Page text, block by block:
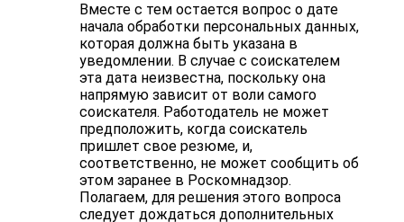
Вместе с тем остается вопрос о дате
начала обработки персональных данных,
которая должна быть указана в
уведомлении. В случае с соискателем
эта дата неизвестна, поскольку она
напрямую зависит от воли самого
соискателя. Работодатель не может
предположить, когда соискатель
пришлет свое резюме, и,
соответственно, не может сообщить об
этом заранее в Роскомнадзор.
Полагаем, для решения этого вопроса
следует дождаться дополнительных